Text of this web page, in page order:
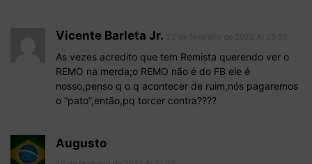
Vicente Barleta Jr.
As vezes acredito que tem Remista querendo ver o
REMO na merda;o REMO não é do FB ele é
nosso,penso q o q acontecer de ruim,nós pagaremos
o “pato”,então,pq torcer contra????
Augusto